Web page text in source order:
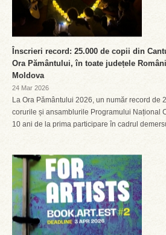
Înscrieri record: 25.000 de copii din
Ora Pământului, în toate județele
Moldova
24 Mar 2026
La Ora Pământului 2026, un număr record de
corurile și ansamblurile Programului Național
10 ani de la prima participare în cadrul